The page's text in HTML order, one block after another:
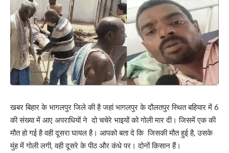
खबर बिहार के भागलपुर जिले की है जहां भागलपुर के दौलतपुर स्थित बहियार में 6
की संख्या में आए अपराधियों ने दो चचेरे भाइयों को गोली मार दी। जिसमें एक की
मौत हो गई है वही दूसरा घायल है। आपको बता दे कि जिसकी मौत हुई है, उसके
मुंह में गोली लगी, वही दूसरे के पीठ और कंधे पर। दोनों किसान हैं।